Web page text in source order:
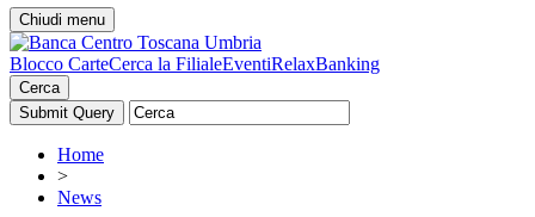
Chiudi menu
Blocco CarteCerca la FilialeEventiRelaxBanking
Cerca
Home
>
News